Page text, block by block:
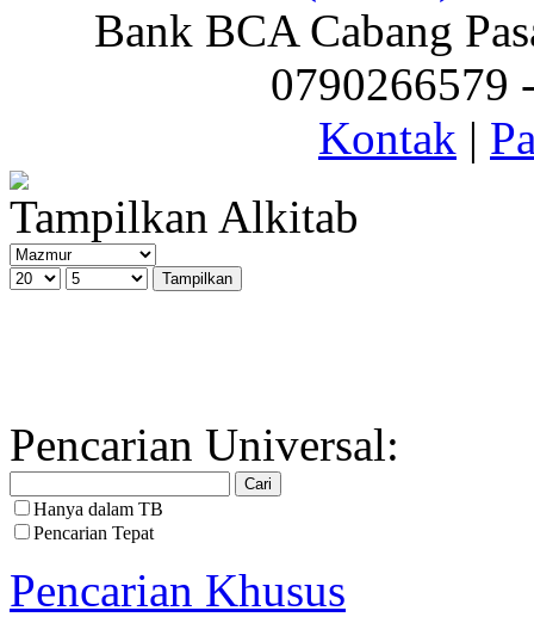
Bank BCA Cabang
0790266579
Kontak |
Tampilkan Alkitab
Pencarian Universal:
Hanya dalam TB
Pencarian Tepat
Pencarian Khusus